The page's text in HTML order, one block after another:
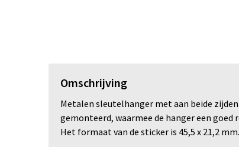
Omschrijving
Metalen sleutelhanger met aan beide
gemonteerd, waarmee de hanger een
Het formaat van de sticker is 45,5 x 21,2 mm.